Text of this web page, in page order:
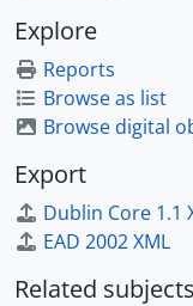
Explore
Reports
Browse as list
Browse digital
Export
Dublin Core 1.1
EAD 2002 XML
Related subjects